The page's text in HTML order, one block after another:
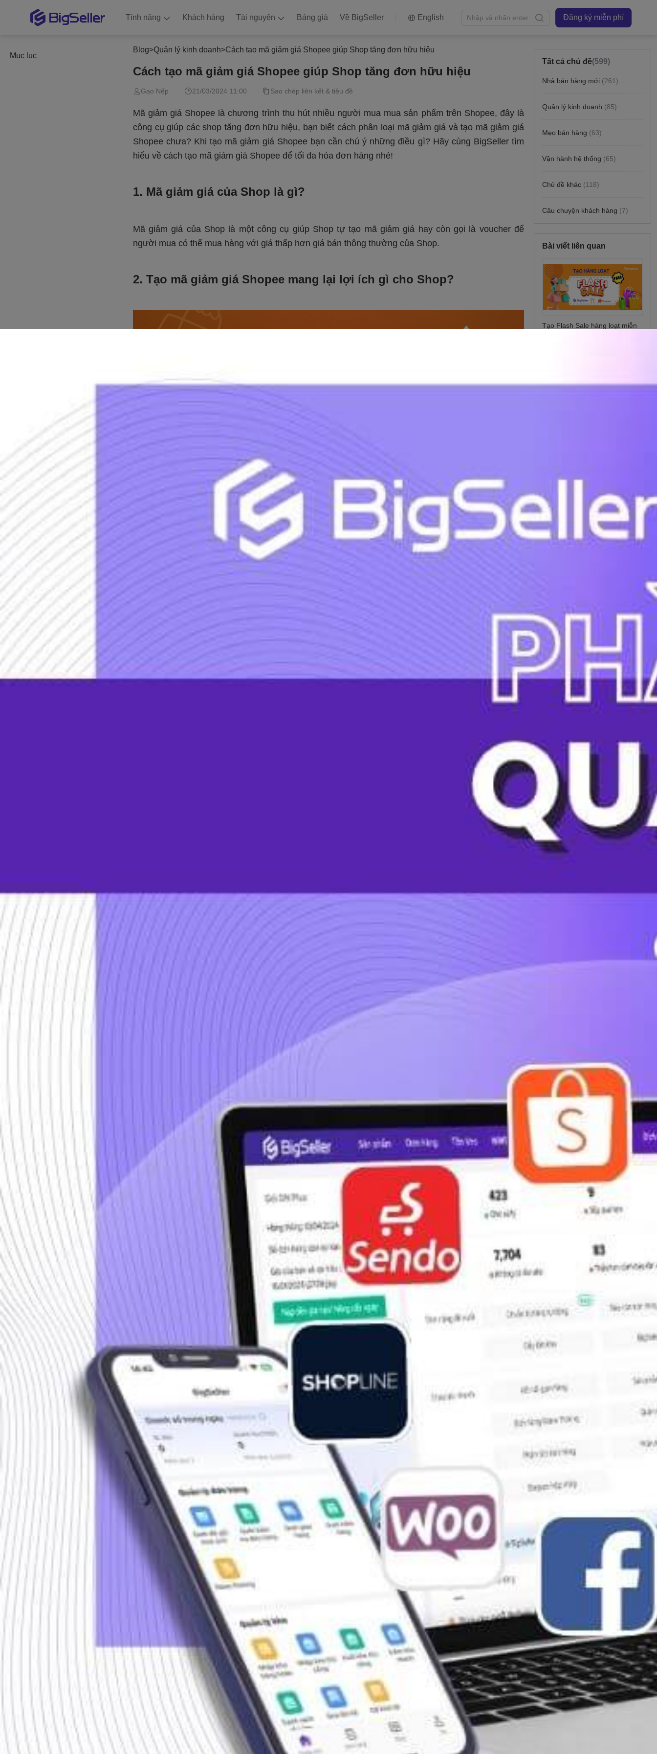
Tính năng Khách hàng Tài nguyên Bảng giá Về BigSeller English Đăng ký miễn phí
Mục lục
Blog>Quản lý kinh doanh>Cách tạo mã giảm giá Shopee giúp Shop tăng đơn hữu hiệu
Cách tạo mã giảm giá Shopee giúp Shop tăng đơn hữu hiệu
Gạo Nếp 21/03/2024 11:00 Sao chép liên kết & tiêu đề
Tất cả chủ đề(599)
Nhà bán hàng mới (261)
Quản lý kinh doanh (85)
Mẹo bán hàng (63)
Vận hành hệ thống (65)
Chủ đề khác (118)
Câu chuyện khách hàng (7)
Bài viết liên quan
Tạo Flash Sale hàng loạt miễn
Cơ cấu vận hành gian hàng và
tiêu chí mua hàng 1688